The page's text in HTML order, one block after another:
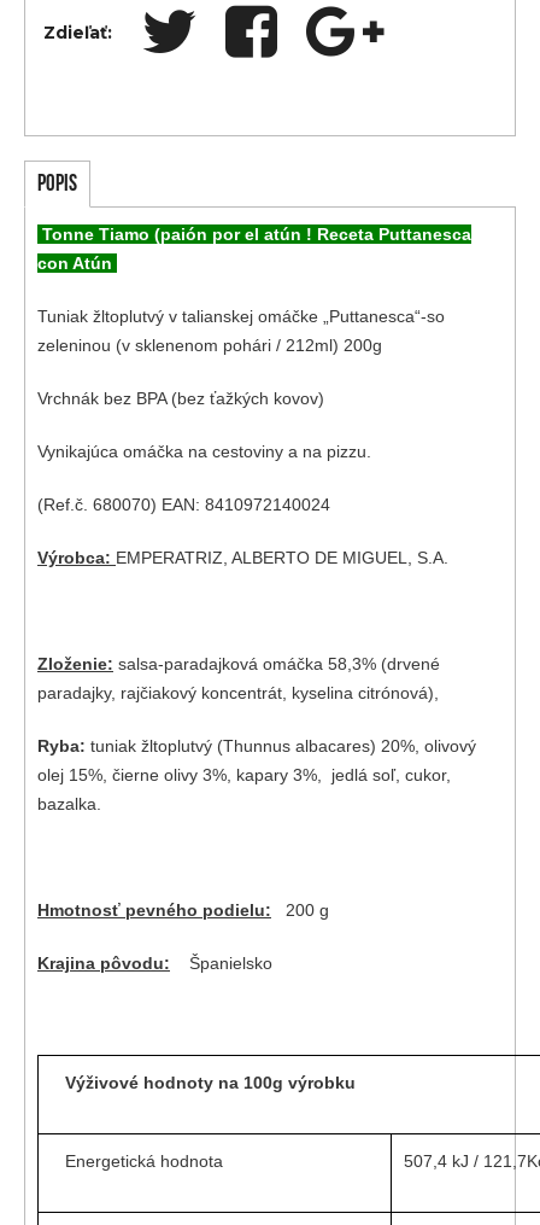
Zdieľať:
POPIS
Tonne Tiamo (paión por el atún ! Receta Puttanesca
con Atún
Tuniak žltoplutvý v talianskej omáčke „Puttanesca“-so
zeleninou (v sklenenom pohári / 212ml) 200g
Vrchnák bez BPA (bez ťažkých kovov)
Vynikajúca omáčka na cestoviny a na pizzu.
(Ref.č. 680070) EAN: 8410972140024
Výrobca: EMPERATRIZ, ALBERTO DE MIGUEL, S.A.
Zloženie: salsa-paradajková omáčka 58,3% (drvené
paradajky, rajčiakový koncentrát, kyselina citrónová),
Ryba: tuniak žltoplutvý (Thunnus albacares) 20%, olivový
olej 15%, čierne olivy 3%, kapary 3%, jedlá soľ, cukor,
bazalka.
Hmotnosť pevného podielu: 200 g
Krajina pôvodu: Španielsko
Výživové hodnoty na 100g výrobku
Energetická hodnota 507,4 kJ /